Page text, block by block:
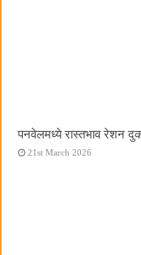
पनवेलमध्ये रास्तभाव रेशन
21st March 2026